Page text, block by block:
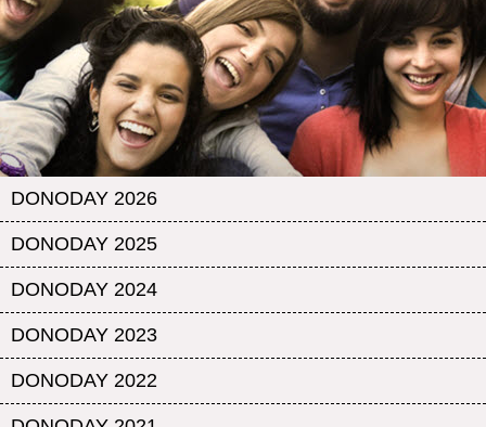
DONODAY 2026
DONODAY 2025
DONODAY 2024
DONODAY 2023
DONODAY 2022